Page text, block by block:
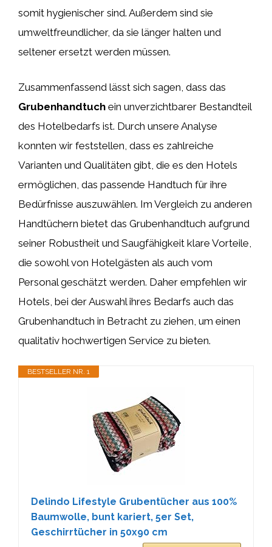
somit hygienischer sind. Außerdem sind sie
umweltfreundlicher, da sie länger halten und
seltener ersetzt werden müssen.
Zusammenfassend lässt sich sagen, dass das
Grubenhandtuch ein unverzichtbarer Bestandteil
des Hotelbedarfs ist. Durch unsere Analyse
konnten wir feststellen, dass es zahlreiche
Varianten und Qualitäten gibt, die es den Hotels
ermöglichen, das passende Handtuch für ihre
Bedürfnisse auszuwählen. Im Vergleich zu anderen
Handtüchern bietet das Grubenhandtuch aufgrund
seiner Robustheit und Saugfähigkeit klare Vorteile,
die sowohl von Hotelgästen als auch vom
Personal geschätzt werden. Daher empfehlen wir
Hotels, bei der Auswahl ihres Bedarfs auch das
Grubenhandtuch in Betracht zu ziehen, um einen
qualitativ hochwertigen Service zu bieten.
BESTSELLER NR. 1
Delindo Lifestyle Grubentücher aus 100%
Baumwolle, bunt kariert, 5er Set,
Geschirrtücher in 50x90 cm